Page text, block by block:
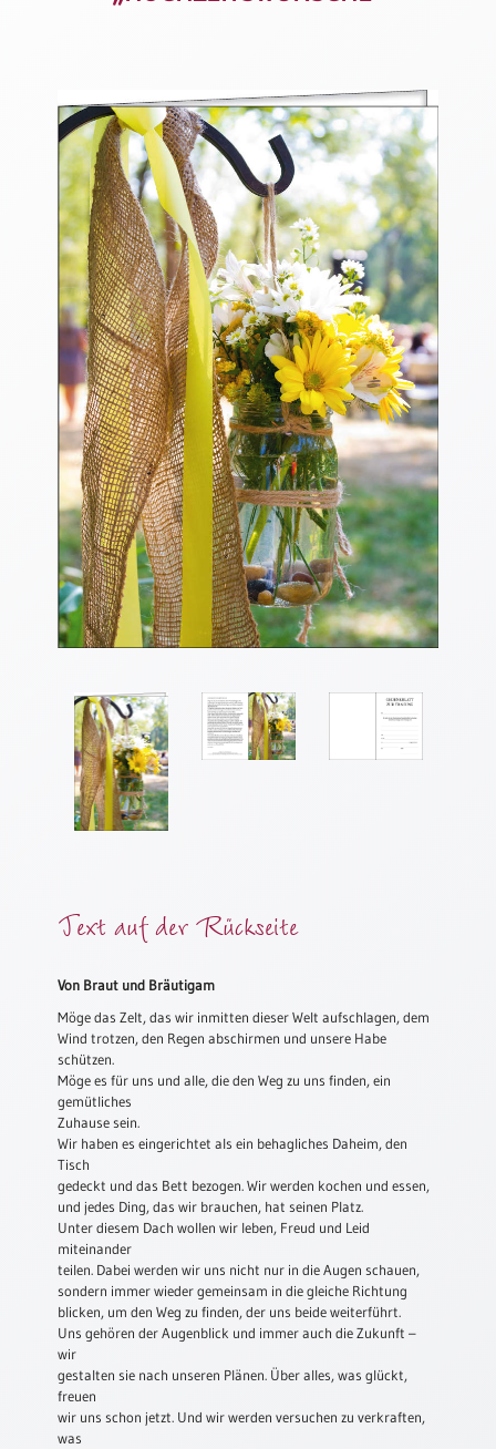
Sortimente
Themen
Anlässe
Geburtstag
Wünsche
Segenswünsche
Lebensart
Dank
Freundschaft
Begleitung
Meditation
Stille
Psalmen
Gebete
Ermutigung
Trauer
Taufe
Schulanfang
Kindergeburtstag
Konfirmation
Firmung
Erstkommunion
Liebe
(Jubel)Hochzeit
Einzug
Frühjahr
Ostern
Text auf der Rückseite
Von Braut und Bräutigam
Möge das Zelt, das wir inmitten dieser Welt aufschlagen, dem
Wind trotzen, den Regen abschirmen und unsere Habe
schützen.
Möge es für uns und alle, die den Weg zu uns finden, ein
gemütliches
Zuhause sein.
Wir haben es eingerichtet als ein behagliches Daheim, den
Tisch
gedeckt und das Bett bezogen. Wir werden kochen und essen,
und jedes Ding, das wir brauchen, hat seinen Platz.
Unter diesem Dach wollen wir leben, Freud und Leid
miteinander
teilen. Dabei werden wir uns nicht nur in die Augen schauen,
sondern immer wieder gemeinsam in die gleiche Richtung
blicken, um den Weg zu finden, der uns beide weiterführt.
Uns gehören der Augenblick und immer auch die Zukunft –
wir
gestalten sie nach unseren Plänen. Über alles, was glückt,
freuen
wir uns schon jetzt. Und wir werden versuchen zu verkraften,
was